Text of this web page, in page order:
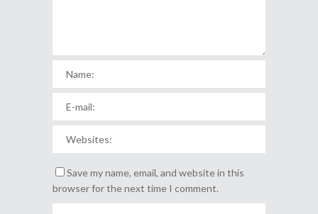
Save my name, email, and website in this
browser for the next time I comment.